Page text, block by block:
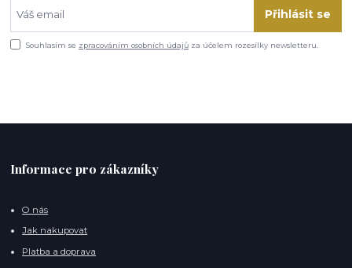
Přihlásit se
Souhlasím se zpracováním osobních údajů za účelem rozesílky newsletteru.
Informace pro zákazníky
O nás
Jak nakupovat
Platba a doprava